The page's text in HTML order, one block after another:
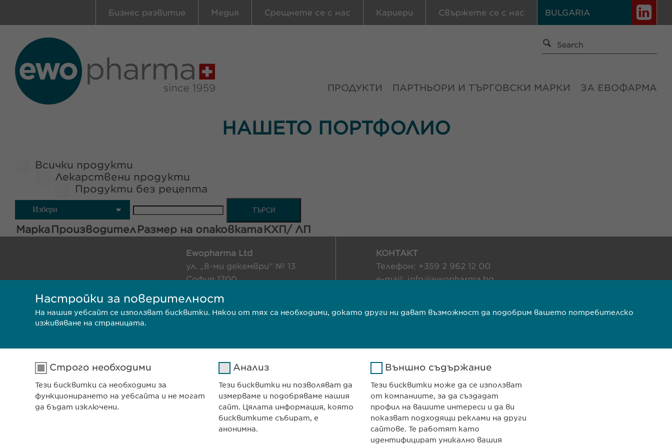
BULGARIA
Бизнес развитие Медия Срещнете се с нас Кариери Свържете се с нас
ПРОДУКТИ ПАРТНЬОРИ И ТЪРГОВСКИ МАРКИ ЗА ЕВОФАРМА
НАШЕТО ПОРТФОЛИО
Всички продукти
Лекарствени продукти
Продукти без рецепта
Избери ТЪРСИ
МаркаПроизводителРазмер на опаковкатаКХП/ ЛП
Ewopharma Ltd
ул. „8-ми декември“ № 13
София 1700
КОНТАКТ
Телефон: +359 2 962 12 00
e-mail:info@ewopharma.bg
ПОЛИТИКА НА БИСКВИТКИТЕ
Настройки за поверителност
На нашия уебсайт се използват бисквитки. Някои от тях са необходими, докато други ни дават възможност да подобрим вашето потребителско
изживяване на страницата.
Строго необходими
Тези бисквитки са необходими за
функционирането на уебсайта и не могат
да бъдат изключени.
Анализ
Тези бисквитки ни позволяват да
измерваме и подобряваме нашия
сайт. Цялата информация, която
бисквитките събират, е
анонимна.
Външно съдържание
Тези бисквитки може да се използват
от компаниите, за да създадат
профил на вашите интереси и да ви
показват подходящи реклами на други
сайтове. Те работят като
идентифицират уникално вашия